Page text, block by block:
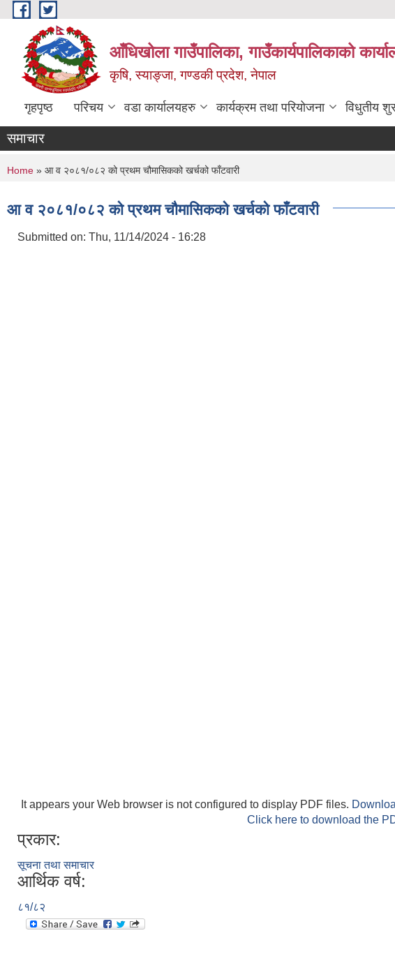
Skip to main content
आँधिखोला गाउँपालिका, गाउँकार्यपालिकाको
कृषि, स्याङ्जा, गण्डकी प्रदेश, नेपाल
गृहपृष्ठ परिचय वडा कार्यालयहरु कार्यक्रम तथा परियोजना विधुतीय
समाचार
You are here
Home » आ व २०८१/०८२ को प्रथम चौमासिकको खर्चको फाँटवारी
आ व २०८१/०८२ को प्रथम चौमासिकको खर्चको फाँटवारी
Submitted on: Thu, 11/14/2024 - 16:28
It appears your Web browser is not configured to display PDF files.
Click here to download the
प्रकार:
सूचना तथा समाचार
आर्थिक वर्ष:
८१/८२